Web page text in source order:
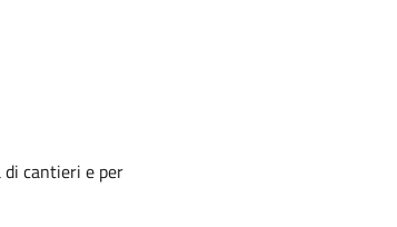
di cantieri e per